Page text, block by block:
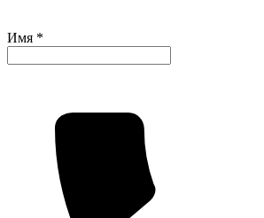
Имя *